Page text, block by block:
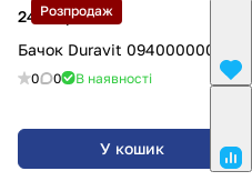
Розпродаж
2441 грн.
Бачок Duravit 0940000004
0 0 В наявності
У кошик